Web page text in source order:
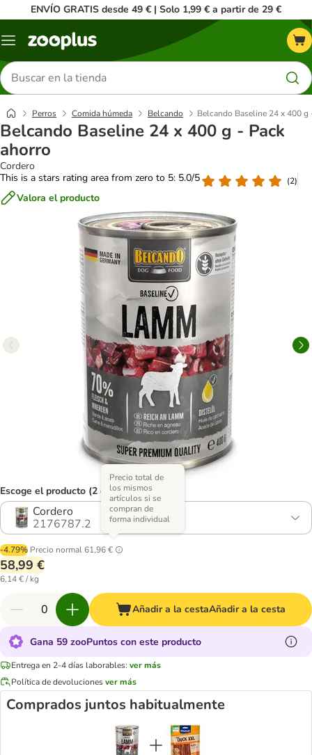
ENVÍO GRATIS desde 49 € | Solo 1,99 € a partir de 29 €
Menú
Buscar
productos
Perros Comida húmeda Belcando Belcando Baseline 24 x 400 g
Belcando Baseline 24 x 400 g - Pack
ahorro
Cordero
This is a stars rating area from zero to 5: 5.0/5
(2)
Valora el producto
Escoge el producto (2 opciones)
Cordero
2176787.2
-4.79% Precio normal61,96 €
Precio total de
los mismos
artículos si se
compran de
forma individual
58,99 €
6,14 € / kg
Añadir a la cestaAñadir a la cesta
Gana 59 zooPuntos con este producto
Entrega en 2-4 días laborables: ver más
Política de devolucionesver más
Comprados juntos habitualmente